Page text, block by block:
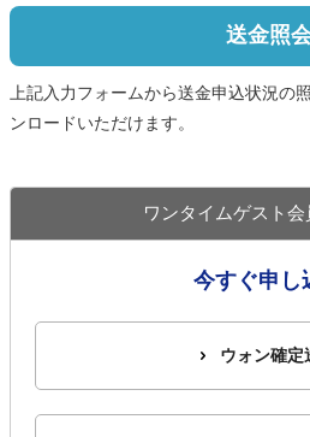
送金照
上記入力フォームから送金申込状況の
ンロードいただけます。
ワンタイムゲスト会
今すぐ申し
ウォン確定